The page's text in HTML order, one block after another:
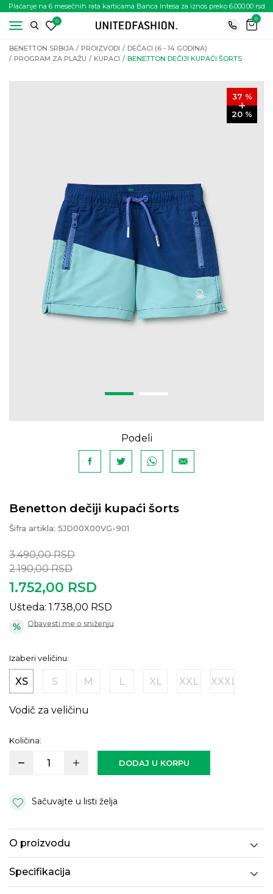
Plaćanje na 6 mesečnih rata karticama Banca Intesa za iznos preko 6.000.00 rsd
0
0
BENETTON SRBIJA PROIZVODI
DEČACI (6 - 14 GODINA)
PROGRAM ZA PLAŽU
KUPACI BENETTON DEČIJI KUPAĆI ŠORTS
37 %
20 %
Podeli
Benetton dečiji kupaći šorts
Šifra artikla: 5JD00X00VG-901
3.490,00 RSD
2.190,00 RSD
1.752,00 RSD
Ušteda: 1.738,00 RSD
Obavesti me o sniženju
Izaberi veličinu:
XS S M L XL XXL XXXL
Vodič za veličinu
Količina:
DODAJ U KORPU
Sačuvajte u listi želja
O proizvodu
Specifikacija